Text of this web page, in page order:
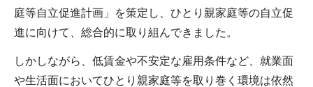
庭等自立促進計画」を策定し、ひとり親家庭等の自立促
進に向けて、総合的に取り組んできました。
しかしながら、低賃金や不安定な雇用条件など、就業面
や生活面においてひとり親家庭等を取り巻く環境は依然